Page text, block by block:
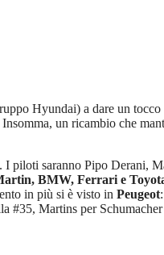
Hyundai) a dare un
Insomma, un ricambio che
piloti saranno Pipo Derani,
BMW, Ferrari e
in più si è visto in Peugeot
#35, Martins per